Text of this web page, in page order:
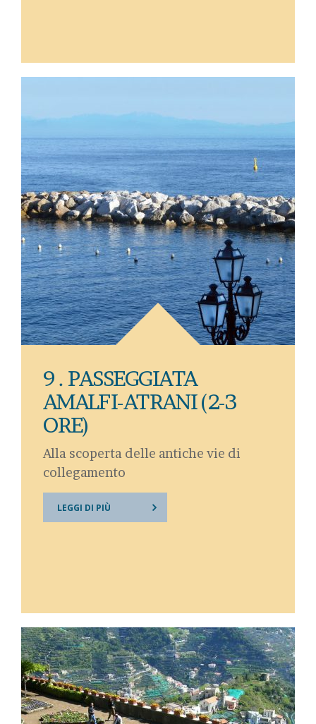
9 . PASSEGGIATA
AMALFI-ATRANI (2-3
ORE)
Alla scoperta delle antiche vie di
collegamento
LEGGI DI PIÙ